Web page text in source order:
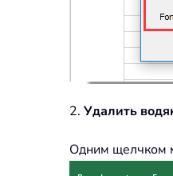
2. Удалить
Одним щелчком